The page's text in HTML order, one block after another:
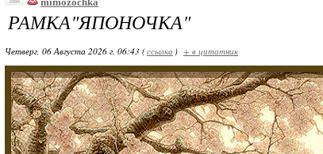
РАМКА"ЯПОНОЧКА"
Четверг, 06 Августа 2026 г. 06:43 (ссылка ) + в цитатник